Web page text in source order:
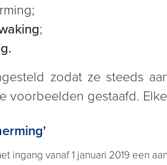
;
zodat ze steeds
gestaafd.
ingang vanaf 1 januari 2019 een